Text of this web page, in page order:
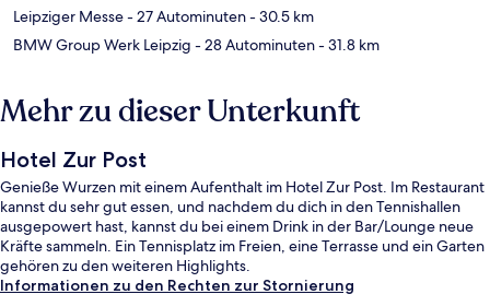
Leipziger Messe- 27 Autominuten- 30.5 km
BMW Group Werk Leipzig - 28 Autominuten- 31.8 km
Mehr zu dieser Unterkunft
Hotel Zur Post
Genieße Wurzen mit einem Aufenthalt im Hotel Zur Post. Im Restaurant
kannst du sehr gut essen, und nachdem du dich in den Tennishallen
ausgepowert hast, kannst du bei einem Drink in der Bar/Lounge neue
Kräfte sammeln. Ein Tennisplatz im Freien, eine Terrasse und ein Garten
gehören zu den weiteren Highlights.
Informationen zu den Rechten zur Stornierung